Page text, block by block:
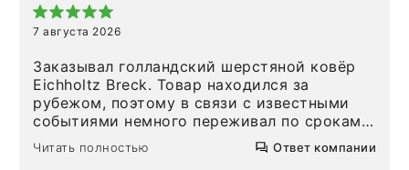
7 августа 2026
Заказывал голландский шерстяной ковёр
Eichholtz Breck. Товар находился за
рубежом, поэтому в связи с известными
событиями немного переживал по срокам.
Но homeadore привезли ровно в
определенное в договоре время, без
Читать полностью Ответ компании